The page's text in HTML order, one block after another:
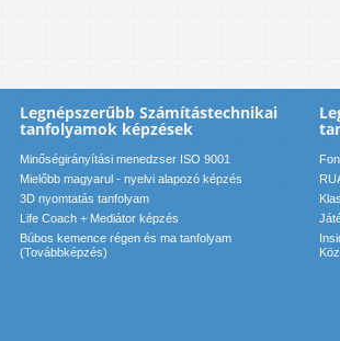
Legnépszerűbb Számítástechnikai
tanfolyamok képzések
Minőségirányítási menedzser ISO 9001
Mielőbb magyarul - nyelvi alapozó képzés
3D nyomtatás tanfolyam
Life Coach + Mediátor képzés
Búbos kemence régen és ma tanfolyam
(Továbbképzés)